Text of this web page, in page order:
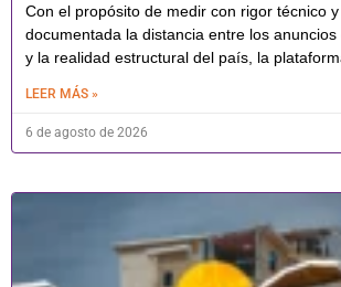
Con el propósito de medir con rigor técnico
documentada la distancia entre los
y la realidad estructural del país, la
LEER MÁS »
6 de agosto de 2026